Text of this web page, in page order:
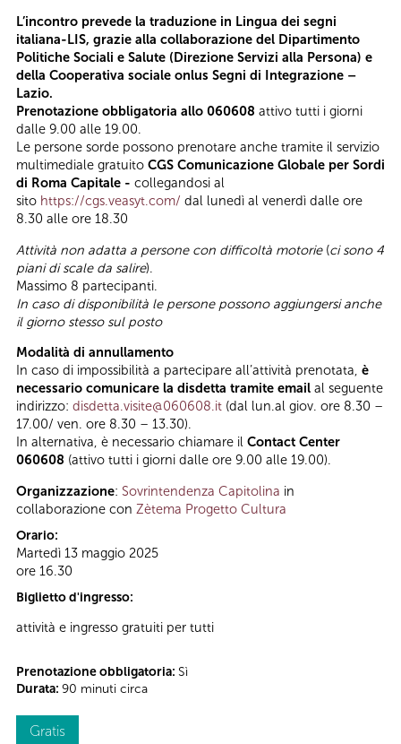
L’incontro prevede la traduzione in Lingua dei segni
italiana-LIS, grazie alla collaborazione del Dipartimento
Politiche Sociali e Salute (Direzione Servizi alla Persona) e
della Cooperativa sociale onlus Segni di Integrazione –
Lazio.
Prenotazione obbligatoria allo 060608 attivo tutti i giorni
dalle 9.00 alle 19.00.
Le persone sorde possono prenotare anche tramite il servizio
multimediale gratuito CGS Comunicazione Globale per Sordi
di Roma Capitale - collegandosi al
sito https://cgs.veasyt.com/ dal lunedì al venerdì dalle ore
8.30 alle ore 18.30
Attività non adatta a persone con difficoltà motorie(ci sono 4
piani di scale da salire).
Massimo 8 partecipanti.
In caso di disponibilità le persone possono aggiungersi anche
il giorno stesso sul posto
Modalità di annullamento
In caso di impossibilità a partecipare all’attività prenotata, è
necessario comunicare la disdetta tramite email al seguente
indirizzo: disdetta.visite@060608.it (dal lun.al giov. ore 8.30 –
17.00/ ven. ore 8.30 – 13.30).
In alternativa, è necessario chiamare il Contact Center
060608 (attivo tutti i giorni dalle ore 9.00 alle 19.00).
Organizzazione: Sovrintendenza Capitolina in
collaborazione con Zètema Progetto Cultura
Orario:
Martedì 13 maggio 2025
ore 16.30
Biglietto d'ingresso:
attività e ingresso gratuiti per tutti
Prenotazione obbligatoria: Sì
Durata: 90 minuti circa
Gratis